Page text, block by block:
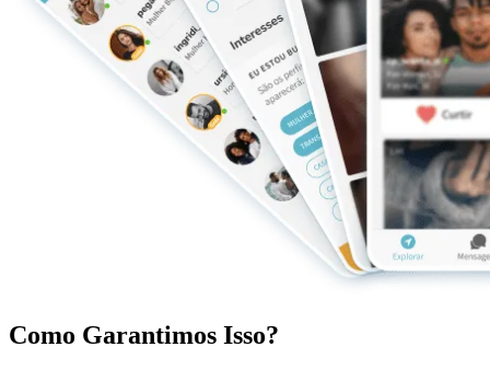
Como Garantimos Isso?